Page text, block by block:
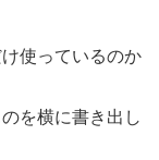
使っているのか
を横に書き出し